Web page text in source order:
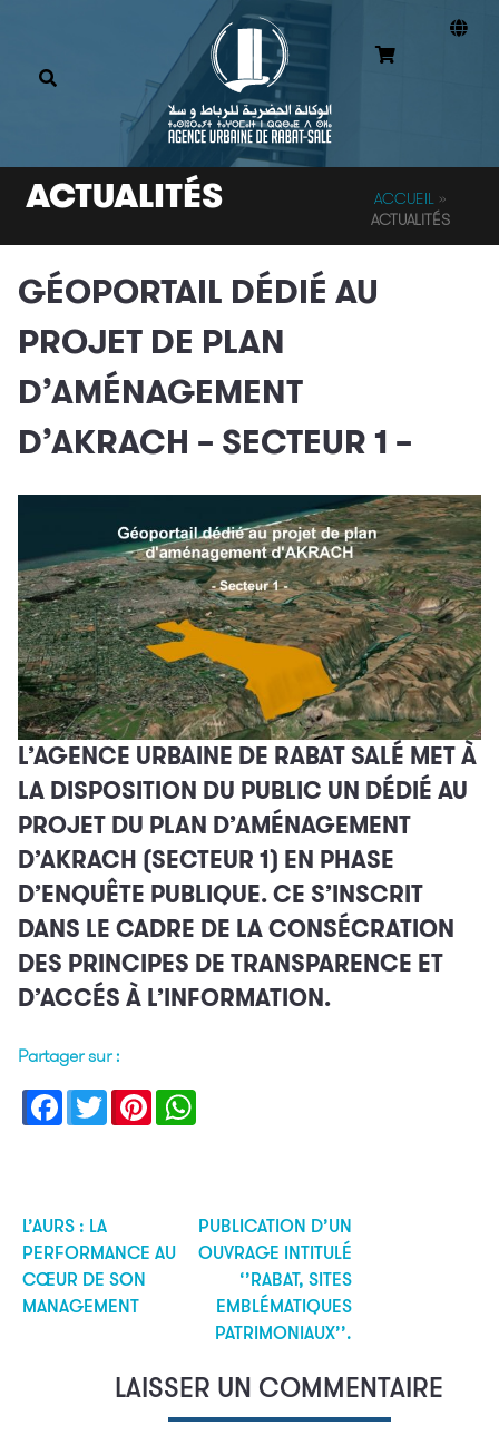
ACTUALITÉS ACCUEIL »
ACTUALITÉS
GÉOPORTAIL DÉDIÉ AU
PROJET DE PLAN
D’AMÉNAGEMENT
D’AKRACH – SECTEUR 1 –
L’AGENCE URBAINE DE RABAT SALÉ MET À
LA DISPOSITION DU PUBLIC UN DÉDIÉ AU
PROJET DU PLAN D’AMÉNAGEMENT
D’AKRACH (SECTEUR 1) EN PHASE
D’ENQUÊTE PUBLIQUE. CE S’INSCRIT
DANS LE CADRE DE LA CONSÉCRATION
DES PRINCIPES DE TRANSPARENCE ET
D’ACCÉS À L’INFORMATION.
Partager sur :
Navigation
de
l’article
L’AURS : LA
PERFORMANCE AU
CŒUR DE SON
MANAGEMENT
PUBLICATION D’UN
OUVRAGE INTITULÉ
‘’RABAT, SITES
EMBLÉMATIQUES
PATRIMONIAUX’’.
LAISSER UN COMMENTAIRE